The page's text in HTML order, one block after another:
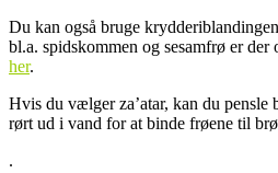
Du kan også bruge
bl.a. spidskommen og sesamfrø er der
her.
Hvis du vælger za’atar, kan du pensle
rørt ud i vand for at binde frøene til
.